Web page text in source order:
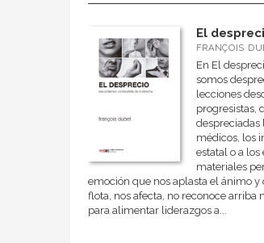
El
FRANÇOIS
En El
somos
lecciones
progresistas,
despreciadas
médicos, los
estatal o a
materiales
emoción que nos aplasta el ánimo
flota, nos afecta, no reconoce arriba
para alimentar liderazgos a...